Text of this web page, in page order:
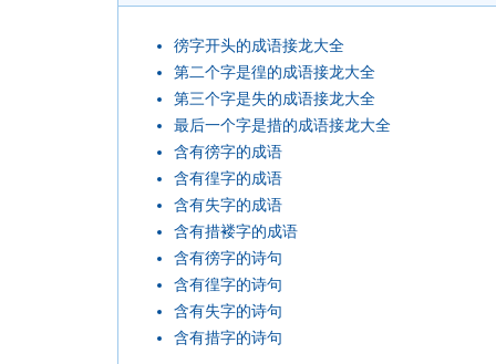
徬字开头的成语接龙大全
第二个字是徨的成语接龙大全
第三个字是失的成语接龙大全
最后一个字是措的成语接龙大全
含有徬字的成语
含有徨字的成语
含有失字的成语
含有措褛字的成语
含有徬字的诗句
含有徨字的诗句
含有失字的诗句
含有措字的诗句